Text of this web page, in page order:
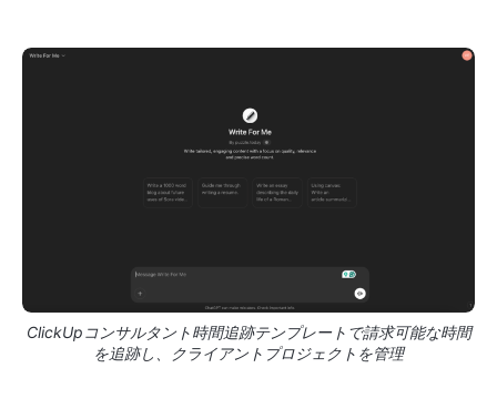
ClickUpコンサルタント時間追跡テンプレートで請求可能な時間
を追跡し、クライアントプロジェクトを管理